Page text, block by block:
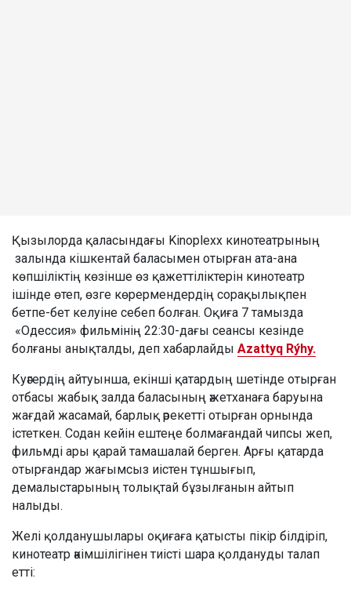
Қызылорда қаласындағы Kinoplexx кинотеатрының
залында кішкентай баласымен отырған ата-ана
көпшіліктің көзінше өз қажеттіліктерін кинотеатр
ішінде өтеп, өзге көрермендердің сорақылықпен
бетпе-бет келуіне себеп болған. Оқиға 7 тамызда
«Одессия» фильмінің 22:30-дағы сеансы кезінде
болғаны анықталды, деп хабарлайды Azattyq Rýhy.
Куәгердің айтуынша, екінші қатардың шетінде отырған
отбасы жабық залда баласының әжетханаға баруына
жағдай жасамай, барлық әрекетті отырған орнында
істеткен. Содан кейін ештеңе болмағандай чипсы жеп,
фильмді ары қарай тамашалай берген. Арғы қатарда
отырғандар жағымсыз иістен тұншығып,
демалыстарының толықтай бұзылғанын айтып
налыды.
Желі қолданушылары оқиғаға қатысты пікір білдіріп,
кинотеатр әкімшілігінен тиісті шара қолдануды талап
етті: